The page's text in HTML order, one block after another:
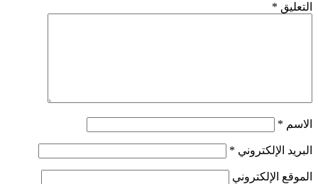
التعليق *
الاسم *
البريد الإلكتروني *
الموقع الإلكتروني